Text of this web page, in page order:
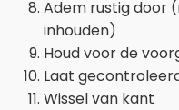
Adem rustig door
inhouden)
Houd voor de
Laat
Wissel van kant